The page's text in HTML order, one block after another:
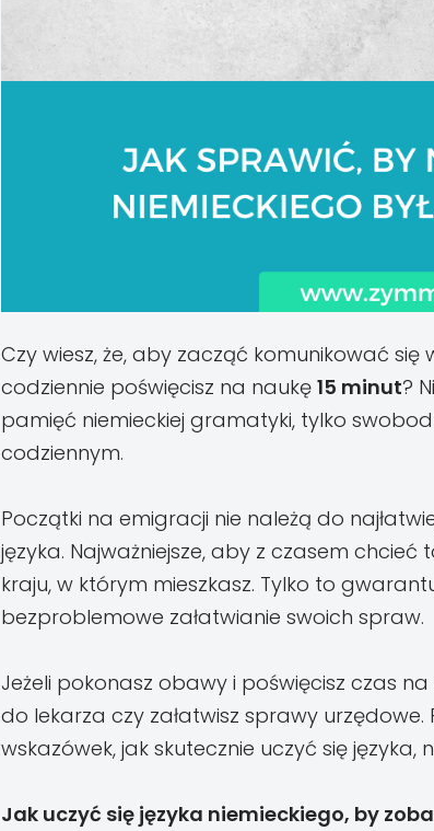
Czy wiesz, że, aby zacząć komunikować się
codziennie poświęcisz na naukę 15 minut?
pamięć niemieckiej gramatyki, tylko
codziennym.
Początki na emigracji nie należą do
języka. Najważniejsze, aby z czasem chcieć
kraju, w którym mieszkasz. Tylko to
bezproblemowe załatwianie swoich spraw.
Jeżeli pokonasz obawy i poświęcisz czas
do lekarza czy załatwisz sprawy
wskazówek, jak skutecznie uczyć się języka,
Jak uczyć się języka niemieckiego, by